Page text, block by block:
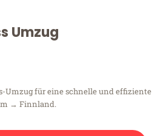
Umzug
Umzug für eine schnelle und effiziente
→ Finnland.